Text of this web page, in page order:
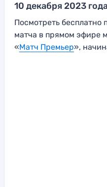
10 декабря 2023
Посмотреть
матча в прямом эфире
«Матч Премьер»,